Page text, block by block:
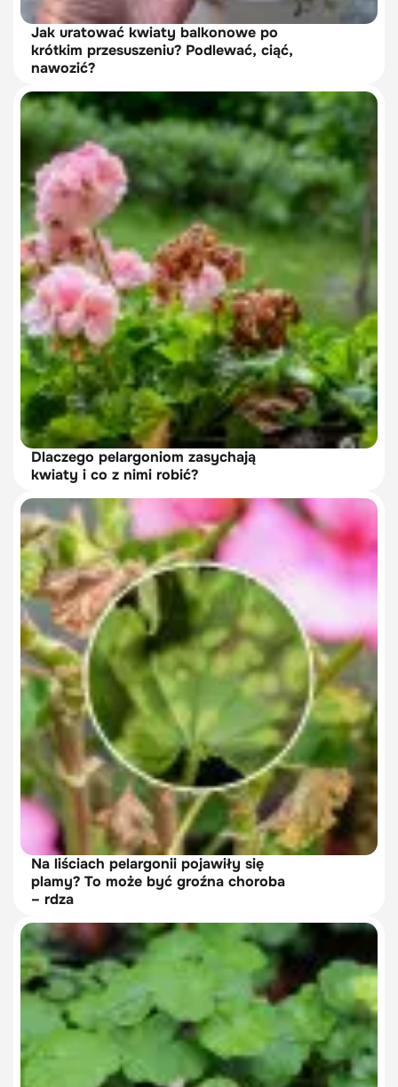
Jak uratować kwiaty balkonowe po
krótkim przesuszeniu? Podlewać, ciąć,
nawozić?
Dlaczego pelargoniom zasychają
kwiaty i co z nimi robić?
Na liściach pelargonii pojawiły się
plamy? To może być groźna choroba
– rdza